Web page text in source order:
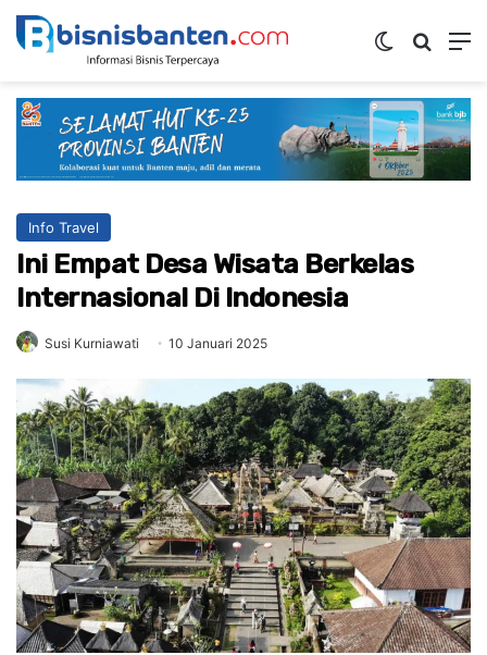
Switch skin
Info Travel
Ini Empat Desa Wisata Berkelas
Internasional Di Indonesia
Susi Kurniawati 10 Januari 2025